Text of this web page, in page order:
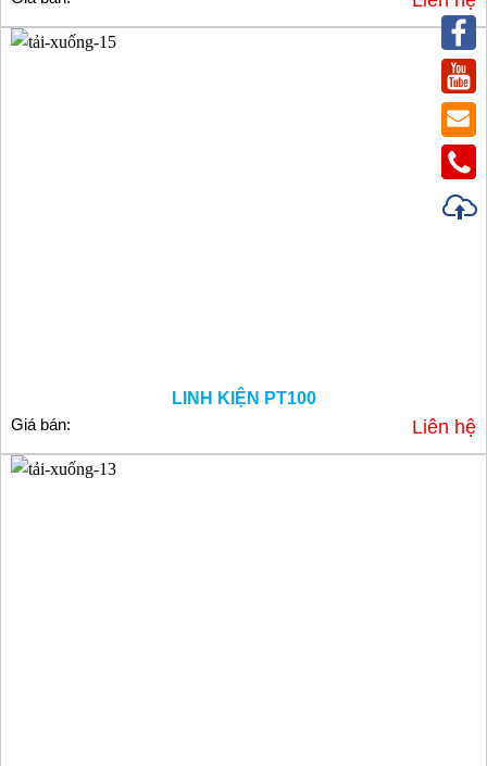
LINH KIỆN PT100
Giá bán:
Liên hệ